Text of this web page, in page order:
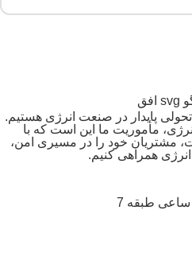
تحولی پایدار در صنعت انرژی هستیم.
مأموریت ما این است که با
مشتریان خود را در مسیری امن،
انرژی همراهی کنیم.
ساعی طبقه 7